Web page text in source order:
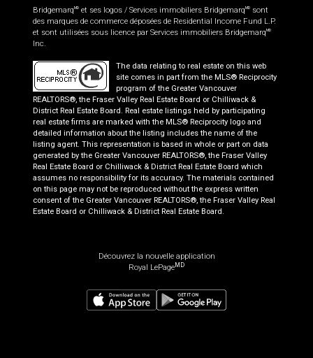
BridgemarqMD et ses logos / Services immobiliers BridgemarqMD
sont
des marques de commerce déposées de Residential Income Fund L.P.
et sont utilisées sous licence par Services immobiliers BridgemarqMD
Inc.
The data relating to real estate on this web
site comes in part from the MLS® Reciprocity
program of the Greater Vancouver
REALTORS®, the Fraser Valley Real Estate Board or Chilliwack &
District Real Estate Board. Real estate listings held by participating
real estate firms are marked with the MLS® Reciprocity logo and
detailed information about the listing includes the name of the
listing agent. This representation is based in whole or part on data
generated by the Greater Vancouver REALTORS®, the Fraser Valley
Real Estate Board or Chilliwack & District Real Estate Board which
assumes no responsibility for its accuracy. The materials contained
on this page may not be reproduced without the express written
consent of the Greater Vancouver REALTORS®, the Fraser Valley Real
Estate Board or Chilliwack & District Real Estate Board.
Découvrez la nouvelle application
Royal LePageMD